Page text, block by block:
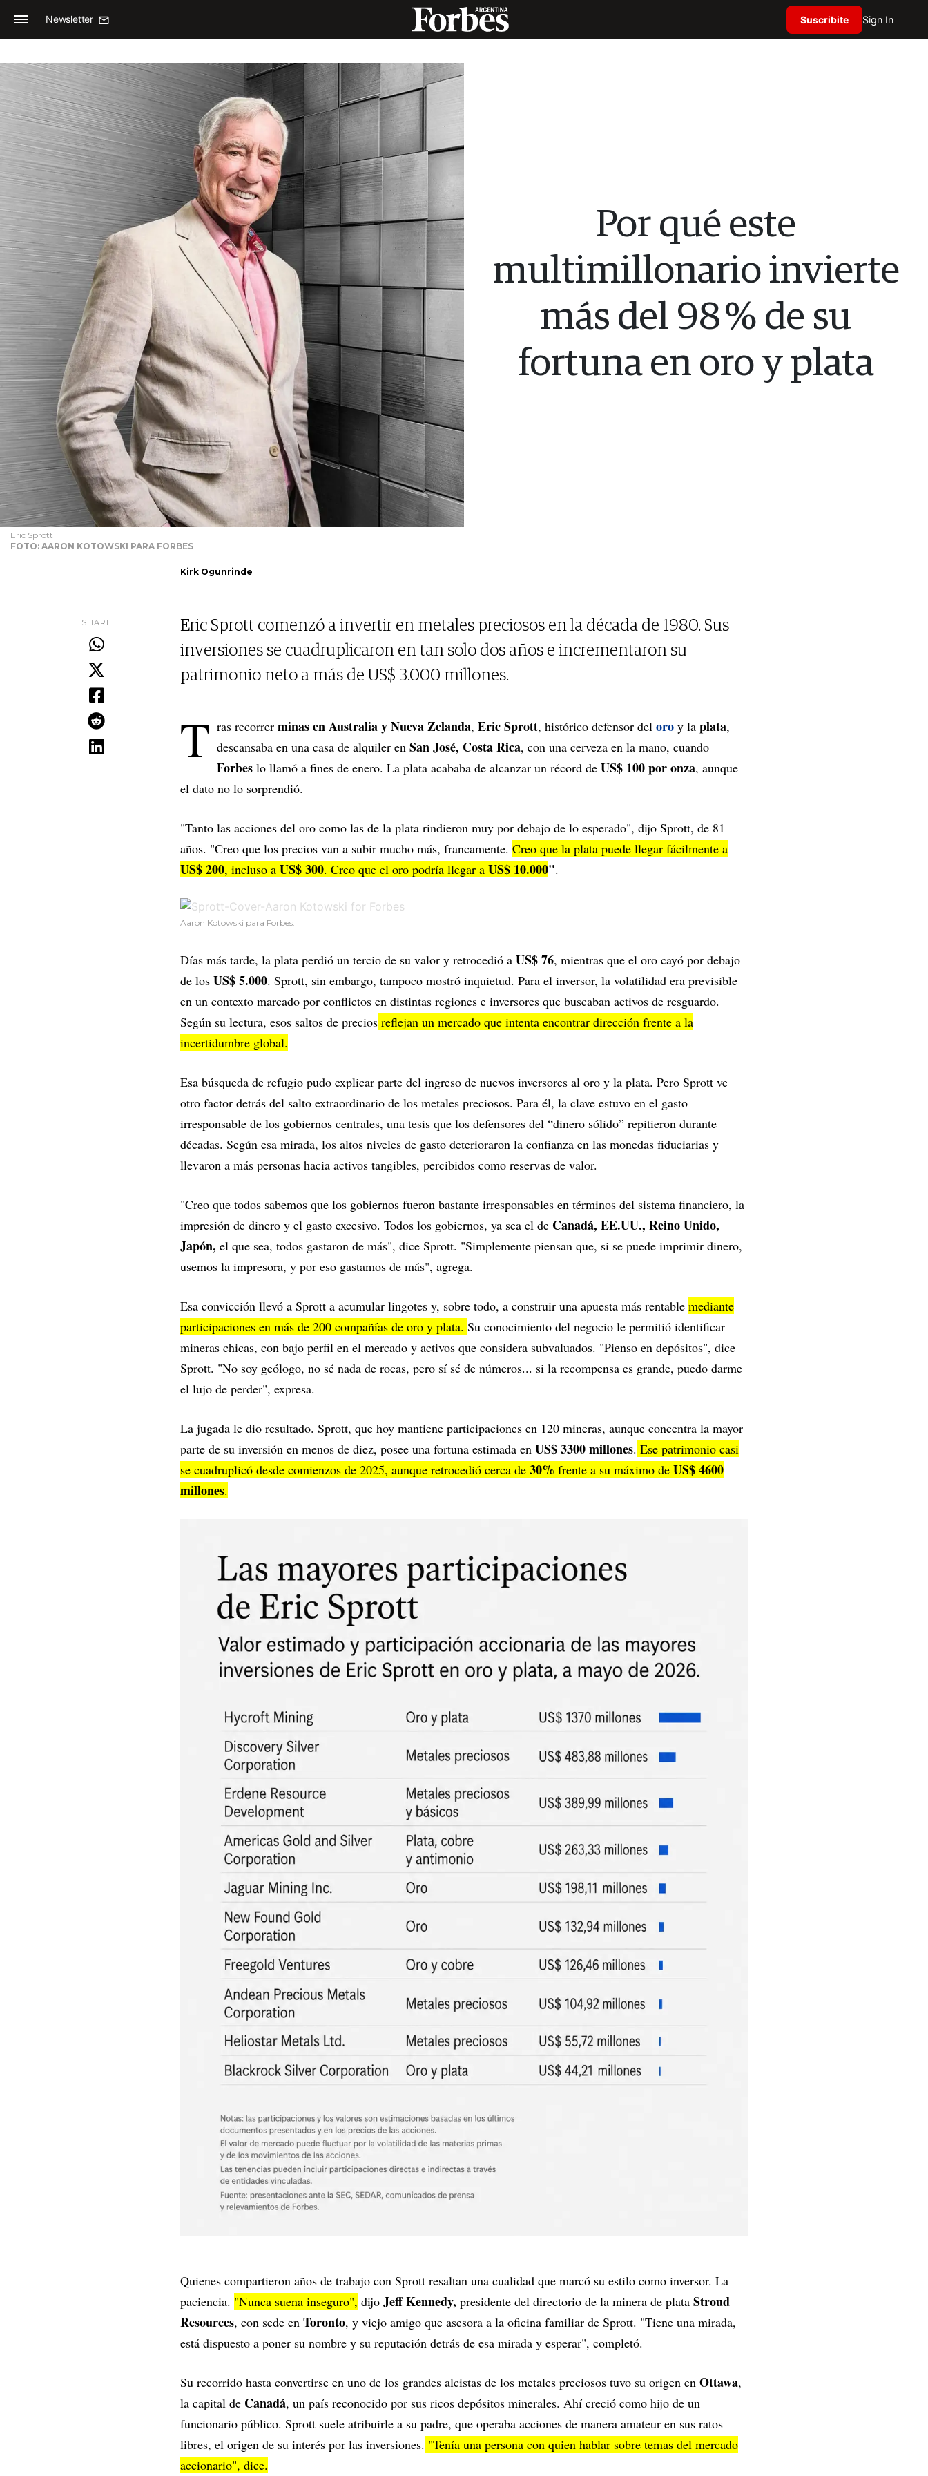
Newsletter Suscribite Sign In
Por qué este
multimillonario invierte
más del 98 % de su
fortuna en oro y plata
Eric Sprott
FOTO: AARON KOTOWSKI PARA FORBES
Kirk Ogunrinde
SHARE
Eric Sprott comenzó a invertir en metales preciosos en la década de 1980. Sus
inversiones se cuadruplicaron en tan solo dos años e incrementaron su
patrimonio neto a más de US$ 3.000 millones.
T ras recorrer minas en Australia y Nueva Zelanda, Eric Sprott, histórico defensor del oro y la plata,
descansaba en una casa de alquiler en San José, Costa Rica, con una cerveza en la mano, cuando
Forbes lo llamó a fines de enero. La plata acababa de alcanzar un récord de US$ 100 por onza, aunque
el dato no lo sorprendió.
"Tanto las acciones del oro como las de la plata rindieron muy por debajo de lo esperado", dijo Sprott, de 81
años. "Creo que los precios van a subir mucho más, francamente. Creo que la plata puede llegar fácilmente a
US$ 200, incluso a US$ 300. Creo que el oro podría llegar a US$ 10.000".
Aaron Kotowski para Forbes.
Días más tarde, la plata perdió un tercio de su valor y retrocedió a US$ 76, mientras que el oro cayó por debajo
de los US$ 5.000. Sprott, sin embargo, tampoco mostró inquietud. Para el inversor, la volatilidad era previsible
en un contexto marcado por conflictos en distintas regiones e inversores que buscaban activos de resguardo.
Según su lectura, esos saltos de precios reflejan un mercado que intenta encontrar dirección frente a la
incertidumbre global.
Esa búsqueda de refugio pudo explicar parte del ingreso de nuevos inversores al oro y la plata. Pero Sprott ve
otro factor detrás del salto extraordinario de los metales preciosos. Para él, la clave estuvo en el gasto
irresponsable de los gobiernos centrales, una tesis que los defensores del “dinero sólido” repitieron durante
décadas. Según esa mirada, los altos niveles de gasto deterioraron la confianza en las monedas fiduciarias y
llevaron a más personas hacia activos tangibles, percibidos como reservas de valor.
"Creo que todos sabemos que los gobiernos fueron bastante irresponsables en términos del sistema financiero, la
impresión de dinero y el gasto excesivo. Todos los gobiernos, ya sea el de Canadá, EE.UU., Reino Unido,
Japón, el que sea, todos gastaron de más", dice Sprott. "Simplemente piensan que, si se puede imprimir dinero,
usemos la impresora, y por eso gastamos de más", agrega.
Esa convicción llevó a Sprott a acumular lingotes y, sobre todo, a construir una apuesta más rentable mediante
participaciones en más de 200 compañías de oro y plata. Su conocimiento del negocio le permitió identificar
mineras chicas, con bajo perfil en el mercado y activos que considera subvaluados. "Pienso en depósitos", dice
Sprott. "No soy geólogo, no sé nada de rocas, pero sí sé de números... si la recompensa es grande, puedo darme
el lujo de perder", expresa.
La jugada le dio resultado. Sprott, que hoy mantiene participaciones en 120 mineras, aunque concentra la mayor
parte de su inversión en menos de diez, posee una fortuna estimada en US$ 3300 millones. Ese patrimonio casi
se cuadruplicó desde comienzos de 2025, aunque retrocedió cerca de 30% frente a su máximo de US$ 4600
millones.
Quienes compartieron años de trabajo con Sprott resaltan una cualidad que marcó su estilo como inversor. La
paciencia. "Nunca suena inseguro", dijo Jeff Kennedy, presidente del directorio de la minera de plata Stroud
Resources, con sede en Toronto, y viejo amigo que asesora a la oficina familiar de Sprott. "Tiene una mirada,
está dispuesto a poner su nombre y su reputación detrás de esa mirada y esperar", completó.
Su recorrido hasta convertirse en uno de los grandes alcistas de los metales preciosos tuvo su origen en Ottawa,
la capital de Canadá, un país reconocido por sus ricos depósitos minerales. Ahí creció como hijo de un
funcionario público. Sprott suele atribuirle a su padre, que operaba acciones de manera amateur en sus ratos
libres, el origen de su interés por las inversiones. "Tenía una persona con quien hablar sobre temas del mercado
accionario", dice.